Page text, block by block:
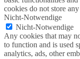
cookies do not store
Nicht-Notwendige
Nicht-Notwendige
Any cookies that may
to function and is used
analytics, ads, other